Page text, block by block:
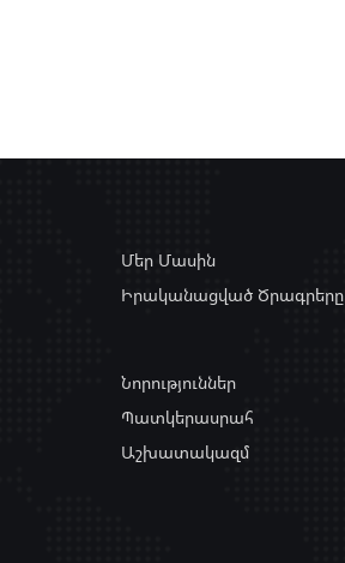
Մեր Մասին
Իրականացված Ծրագրերը
Նորություններ
Պատկերասրահ
Աշխատակազմ